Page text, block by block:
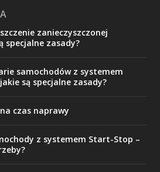
zanieczyszczonej
specjalne zasady?
samochodów z systemem
są specjalne zasady?
czas naprawy
z systemem Start-Stop –